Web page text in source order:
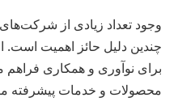
وجود تعداد زیادی از
چندین دلیل حائز اهمیت است.
برای نوآوری و همکاری
محصولات و خدمات پیشرفته